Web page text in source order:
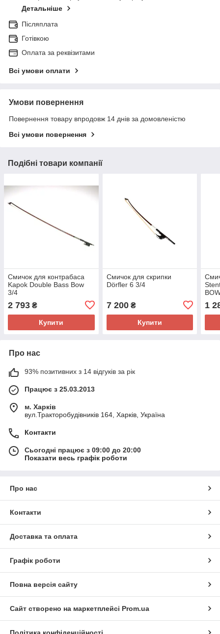
Детальніше
Післяплата
Готівкою
Оплата за реквізитами
Всі умови оплати
Умови повернення
Повернення товару впродовж 14 днів за домовленістю
Всі умови повернення
Подібні товари компанії
Смичок для контрабаса
Kapok Double Bass Bow
3/4
2 793 ₴
Купити
Смичок для скрипки
Dörfler 6 3/4
7 200₴
Купити
1
Про нас
93% позитивних з 14 відгуків за рік
Працює з 25.03.2013
м. Харків
вул.Тракторобудівників 164, Харків, Україна
Контакти
Сьогодні працює з 09:00 до 20:00
Показати весь графік роботи
Про нас
Контакти
Доставка та оплата
Графік роботи
Повна версія сайту
Сайт створено на маркетплейсі Prom.ua